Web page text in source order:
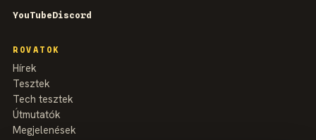
YouTubeDiscord
ROVATOK
Hírek
Tesztek
Tech tesztek
Útmutatók
Megjelenések